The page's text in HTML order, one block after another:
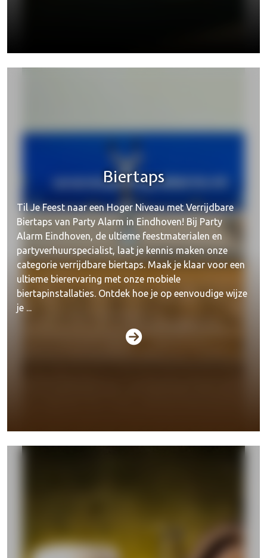
Biertaps
Til Je Feest naar een Hoger Niveau met Verrijdbare
Biertaps van Party Alarm in Eindhoven! Bij Party
Alarm Eindhoven, de ultieme feestmaterialen en
partyverhuurspecialist, laat je kennis maken onze
categorie verrijdbare biertaps. Maak je klaar voor een
ultieme bierervaring met onze mobiele
biertapinstallaties. Ontdek hoe je op eenvoudige wijze
je ...